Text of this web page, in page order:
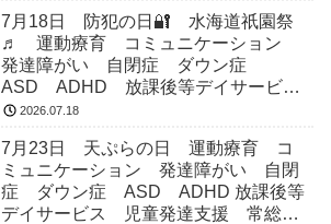
7月18日 防犯の日🔐 水海道祇園祭
♬ 運動療育 コミュニケーション
発達障がい 自閉症 ダウン症
ASD ADHD 放課後等デイサービ
ス 児童発達支援 常総市 つくばみ
2026.07.18
7月23日 天ぷらの日 運動療育 コ
ミュニケーション 発達障がい 自閉
症 ダウン症 ASD ADHD 放課後等
デイサービス 児童発達支援 常総